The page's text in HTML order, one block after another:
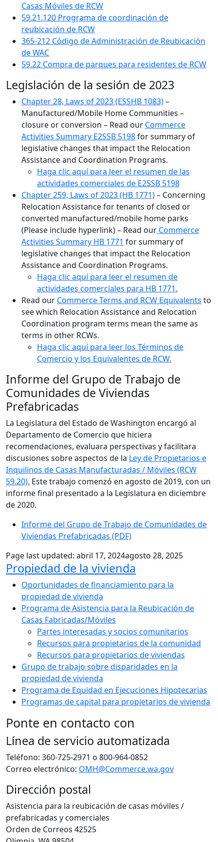
Casas Móviles de RCW
59.21.120 Programa de coordinación de
reubicación de RCW
365-212 Código de Administración de Reubicación
de WAC
59.22 Compra de parques para residentes de RCW
Legislación de la sesión de 2023
Chapter 28, Laws of 2023 (ESSHB 1083)–
Manufactured/Mobile Home Communities –
closure or conversion – Read our Commerce
Activities Summary E2SSB 5198for summary of
legislative changes that impact the Relocation
Assistance and Coordination Programs.
Haga clic aquí para leer el resumen de las
actividades comerciales de E2SSB 5198
Chapter 259, Laws of 2023 (HB 1771)– Concerning
Relocation Assistance for tenants of closed or
converted manufactured/mobile home parks
(Please include hyperlink) – Read our Commerce
Activities Summary HB 1771 for summary of
legislative changes that impact the Relocation
Assistance and Coordination Programs.
Haga clic aquí para leer el resumen de
actividades comerciales para HB 1771.
Read our Commerce Terms and RCW Equivalents to
see which Relocation Assistance and Relocation
Coordination program terms mean the same as
terms in other RCWs.
Haga clic aquí para leer los Términos de
Comercio y los Equivalentes de RCW.
Informe del Grupo de Trabajo de
Comunidades de Viviendas
Prefabricadas
La Legislatura del Estado de Washington encargó al
Departamento de Comercio que hiciera
recomendaciones, evaluara perspectivas y facilitara
discusiones sobre aspectos de la Ley de Propietarios e
Inquilinos de Casas Manufacturadas / Móviles (RCW
59.20). Este trabajo comenzó en agosto de 2019, con un
informe final presentado a la Legislatura en diciembre
de 2020.
Informe del Grupo de Trabajo de Comunidades de
Viviendas Prefabricadas (PDF)
Page last updated: abril 17, 2024agosto 28, 2025
Sub Navigation
Propiedad de la vivienda
Oportunidades de financiamiento para la
propiedad de vivienda
Programa de Asistencia para la Reubicación de
Casas Fabricadas/Móviles
Partes interesadas y socios comunitarios
Recursos para propietarios de la comunidad
Recursos para propietarios de viviendas
Grupo de trabajo sobre disparidades en la
propiedad de vivienda
Programa de Equidad en Ejecuciones Hipotecarias
Programas de capital para propietarios de vivienda
Ponte en contacto con
Línea de servicio automatizada
Teléfono: 360-725-2971 o 800-964-0852
Correo electrónico: OMH@Commerce.wa.gov
Dirección postal
Asistencia para la reubicación de casas móviles /
prefabricadas y comerciales
Orden de Correos 42525